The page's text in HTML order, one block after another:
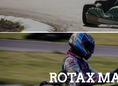
ROTAX